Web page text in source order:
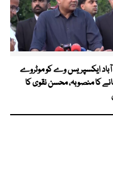
آباد ایکسپریس وے کو موٹروے
کا منصوبہ، محسن نقوی کا